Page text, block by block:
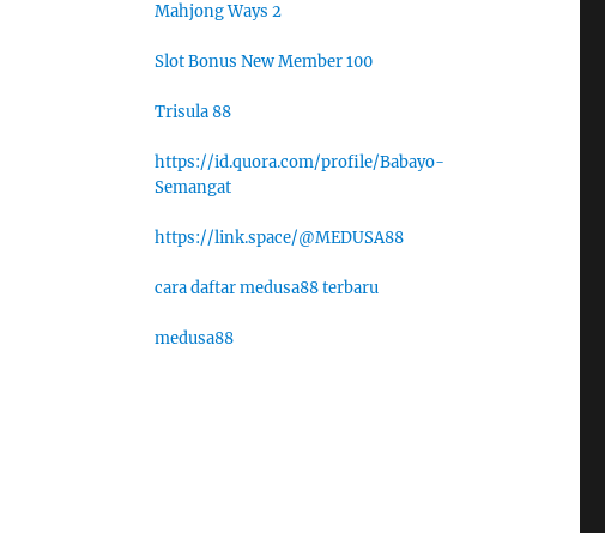
Mahjong Ways 2
Slot Bonus New Member 100
Trisula 88
https://id.quora.com/profile/Babayo-
Semangat
https://link.space/@MEDUSA88
cara daftar medusa88 terbaru
medusa88